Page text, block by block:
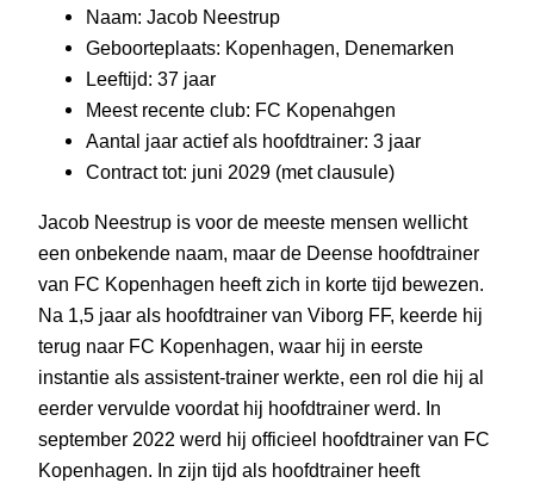
Naam: Jacob Neestrup
Geboorteplaats: Kopenhagen, Denemarken
Leeftijd: 37 jaar
Meest recente club: FC Kopenahgen
Aantal jaar actief als hoofdtrainer: 3 jaar
Contract tot: juni 2029 (met clausule)
Jacob Neestrup is voor de meeste mensen wellicht
een onbekende naam, maar de Deense hoofdtrainer
van FC Kopenhagen heeft zich in korte tijd bewezen.
Na 1,5 jaar als hoofdtrainer van Viborg FF, keerde hij
terug naar FC Kopenhagen, waar hij in eerste
instantie als assistent-trainer werkte, een rol die hij al
eerder vervulde voordat hij hoofdtrainer werd. In
september 2022 werd hij officieel hoofdtrainer van FC
Kopenhagen. In zijn tijd als hoofdtrainer heeft